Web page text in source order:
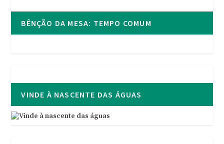
BÊNÇÃO DA MESA: TEMPO COMUM
VINDE À NASCENTE DAS ÁGUAS